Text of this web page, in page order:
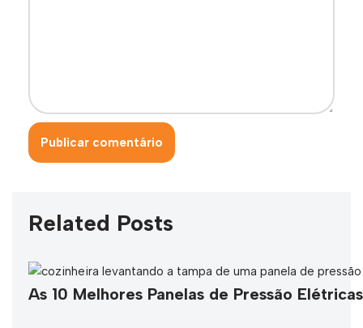
Related Posts
As 10 Melhores Panelas de Pressão